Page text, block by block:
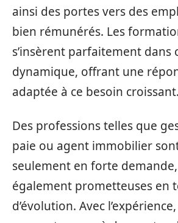
ainsi des portes vers des
bien rémunérés. Les
s’insèrent parfaitement dans
dynamique, offrant une
adaptée à ce besoin croissant.
Des professions telles que
paie ou agent immobilier
seulement en forte
également prometteuses en
d’évolution. Avec